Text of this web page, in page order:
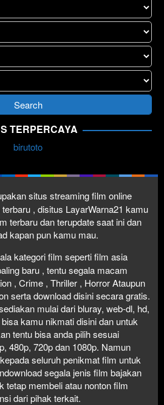
TERPERCAYA
birutoto
situs streaming film online
, disitus LayarWarna21 kamu
terbaru dan terupdate saat ini dan
kapan pun kamu mau.
kategori film seperti film asia
baru , tentu segala macam
, Crime , Thriller , Horror Ataupun
serta download disini secara gratis.
mulai dari bluray, web-dl, hd,
kamu nikmati disini dan untuk
tentu bisa anda pilih sesuai
480p, 720p dan 1080p. Namun
seluruh penikmat film untuk
segala jenis film bajakan
tetap membeli atau nonton film
dari pihak terkait.